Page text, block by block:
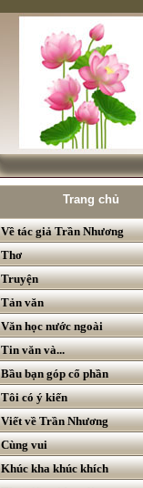
Trang chủ
Về tác giả Trần Nhương
Thơ
Truyện
Tản văn
Văn học nước ngoài
Tin văn và...
Bầu bạn góp cổ phần
Tôi có ý kiến
Viết về Trần Nhương
Cùng vui
Khúc kha khúc khích